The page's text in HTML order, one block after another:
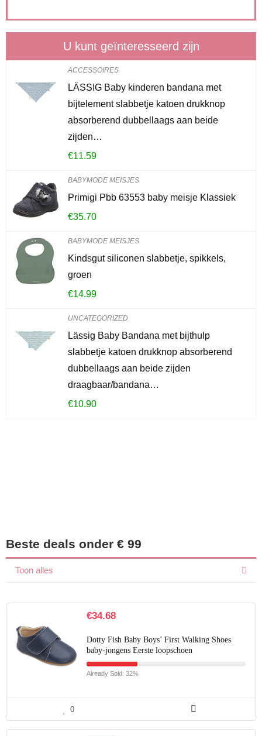
U kunt geïnteresseerd zijn
ACCESSOIRES
LÄSSIG Baby kinderen bandana met
bijtelement slabbetje katoen drukknop
absorberend dubbellaags aan beide
zijden…
€11.59
BABYMODE MEISJES
Primigi Pbb 63553 baby meisje Klassiek
€35.70
BABYMODE MEISJES
Kindsgut siliconen slabbetje, spikkels,
groen
€14.99
UNCATEGORIZED
Lässig Baby Bandana met bijthulp
slabbetje katoen drukknop absorberend
dubbellaags aan beide zijden
draagbaar/bandana…
€10.90
Beste deals onder € 99
Toon alles
€34.68
Dotty Fish Baby Boys’ First Walking Shoes
baby-jongens Eerste loopschoen
Already Sold: 32%
0